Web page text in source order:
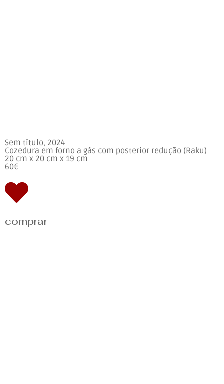
Sem título, 2024
Cozedura em forno a gás com posterior redução (Raku)
20 cm x 20 cm x 19 cm
60€
comprar